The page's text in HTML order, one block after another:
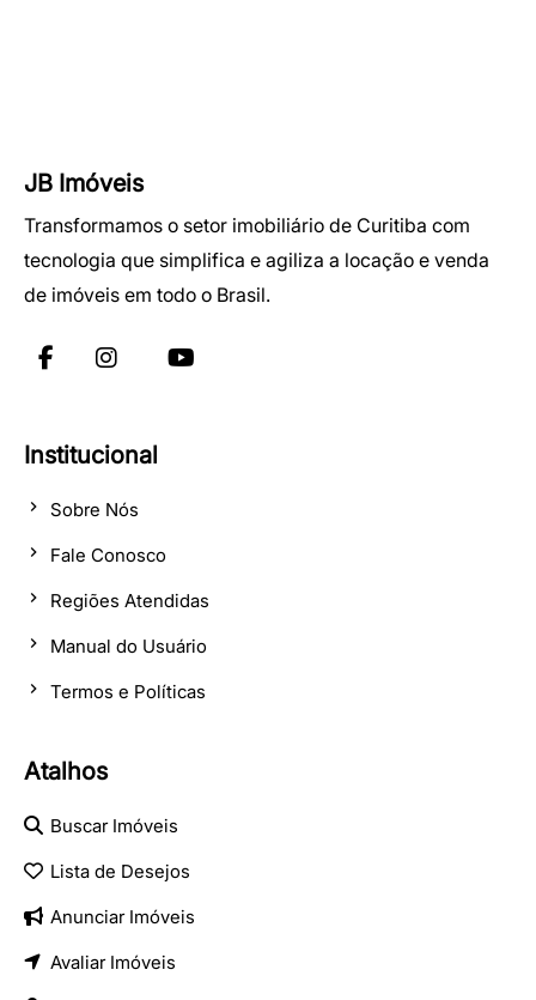
JB Imóveis
Transformamos o setor imobiliário de Curitiba com
tecnologia que simplifica e agiliza a locação e venda
de imóveis em todo o Brasil.
Institucional
Sobre Nós
Fale Conosco
Regiões Atendidas
Manual do Usuário
Termos e Políticas
Atalhos
Buscar Imóveis
Lista de Desejos
Anunciar Imóveis
Avaliar Imóveis